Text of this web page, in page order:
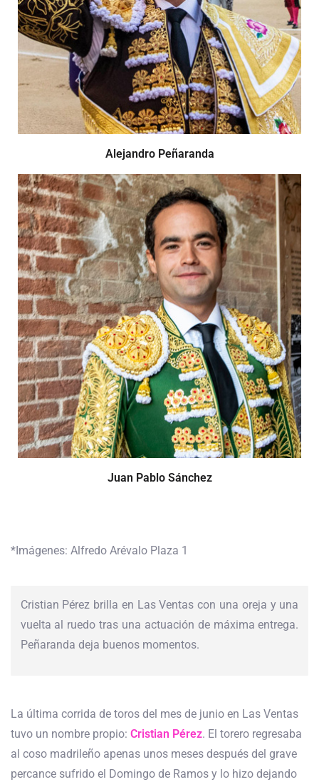
Alejandro Peñaranda
Juan Pablo Sánchez
*Imágenes: Alfredo Arévalo Plaza 1
Cristian Pérez brilla en Las Ventas con una oreja y una
vuelta al ruedo tras una actuación de máxima entrega.
Peñaranda deja buenos momentos.
La última corrida de toros del mes de junio en Las Ventas
tuvo un nombre propio: Cristian Pérez. El torero regresaba
al coso madrileño apenas unos meses después del grave
percance sufrido el Domingo de Ramos y lo hizo dejando